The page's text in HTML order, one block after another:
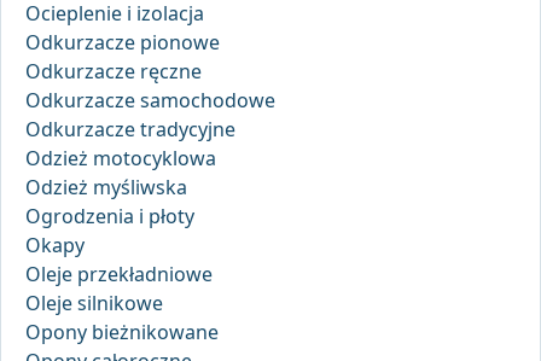
Ocieplenie i izolacja
Odkurzacze pionowe
Odkurzacze ręczne
Odkurzacze samochodowe
Odkurzacze tradycyjne
Odzież motocyklowa
Odzież myśliwska
Ogrodzenia i płoty
Okapy
Oleje przekładniowe
Oleje silnikowe
Opony bieżnikowane